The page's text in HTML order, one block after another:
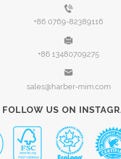
+86 0769-82389116
+86 13480709275
sales@harber-mim.com
FOLLOW US ON